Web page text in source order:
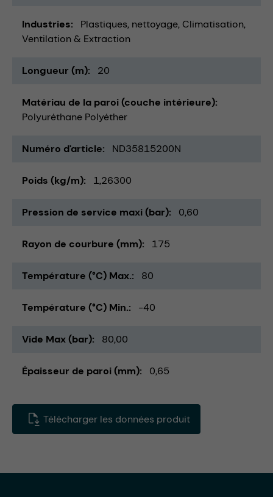
Industries Plastiques nettoyage Climatisation,
Ventilation & Extraction
Longueur (m) 20
Matériau de la paroi (couche intérieure)
Polyuréthane Polyéther
Numéro d'article ND35815200N
Poids (kg/m) 1,26300
Pression de service maxi (bar) 0,60
Rayon de courbure (mm) 175
Température (°C) Max. 80
Température (°C) Min. -40
Vide Max (bar) 80,00
Épaisseur de paroi (mm) 0,65
Télécharger les données produit